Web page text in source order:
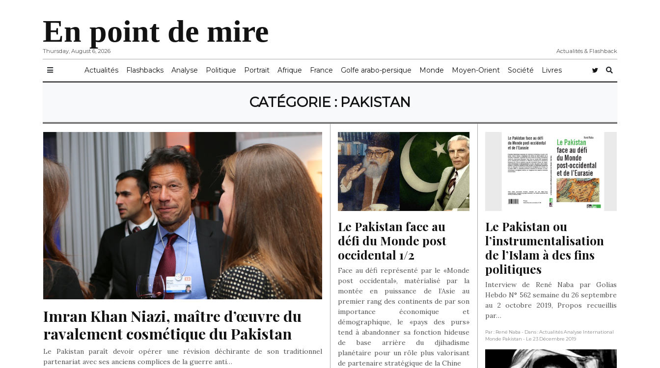
Thursday, August 6, 2026
En point de mire
Actualités & Flashback
Actualités Flashbacks Analyse Politique Portrait Afrique France Golfe arabo-persique Monde Moyen-Orient Société Livres
CATÉGORIE : PAKISTAN
Imran Khan Niazi, maître d’œuvre du
ravalement cosmétique du Pakistan
Le Pakistan paraît devoir opérer une révision déchirante de son traditionnel
partenariat avec ses anciens complices de la guerre anti…
Le Pakistan face au
défi du Monde post
occidental 1/2
Face au défi représenté par le «Monde
post occidental», matérialisé par la
montée en puissance de l’Asie au
premier rang des continents de par son
importance économique et
démographique, le «pays des purs»
tend à abandonner sa fonction hideuse
de base arrière du djihadisme
planétaire pour un rôle plus valorisant
de partenaire stratégique de la Chine
Le Pakistan ou
l’instrumentalisation
de l’Islam à des fins
politiques
Interview de René Naba par Golias
Hebdo N° 562 semaine du 26 septembre
au 2 octobre 2019, Propos recueillis
par…
Par : René Naba - Dans : Actualités Analyse International
Monde Pakistan - Le 23 Décembre 2019